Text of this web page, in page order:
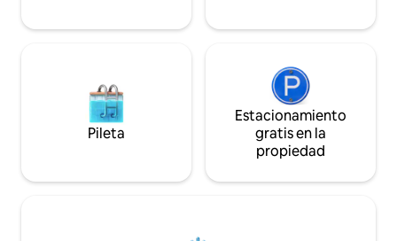
Pileta
Estacionamiento
gratis en la
propiedad